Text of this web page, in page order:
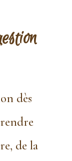
dès
de la